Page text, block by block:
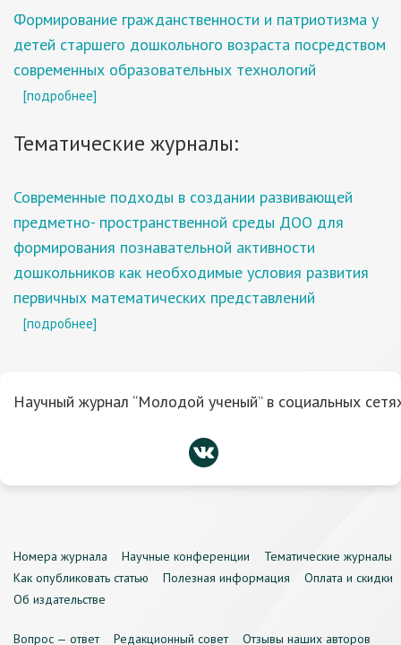
Формирование гражданственности и патриотизма у
детей старшего дошкольного возраста посредством
современных образовательных технологий
[подробнее]
Тематические журналы:
Современные подходы в создании развивающей
предметно- пространственной среды ДОО для
формирования познавательной активности
дошкольников как необходимые условия развития
первичных математических представлений
[подробнее]
Научный журнал “Молодой ученый” в социальных
Номера журнала Научные конференции
Тематические журналы
Как опубликовать статью
Полезная информация
Оплата и скидки
Об издательстве
Вопрос — ответ Редакционный совет Отзывы наших авторов